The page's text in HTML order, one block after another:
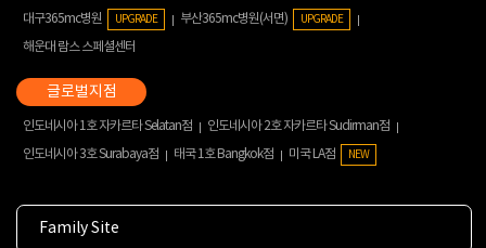
대구365mc병원 UPGRADE 부산365mc병원(서면) UPGRADE
해운대 람스 스페셜센터
인도네시아 1호 자카르타 Selatan점
인도네시아 2호 자카르타 Sudirman점
인도네시아 3호 Surabaya점
태국 1호 Bangkok점 미국 LA점 NEW
Family Site